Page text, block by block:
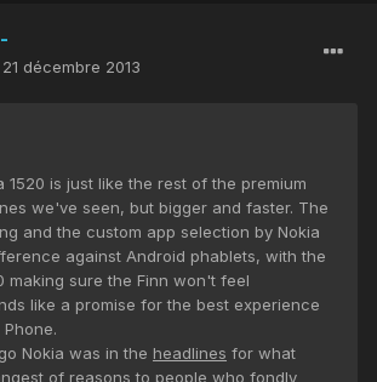
décembre 2013
1520 is just like the rest of the premium
we've seen, but bigger and faster. The
and the custom app selection by Nokia
against Android phablets, with the
making sure the Finn won't feel
like a promise for the best experience
Nokia was in the headlines for what
of reasons to people who fondly